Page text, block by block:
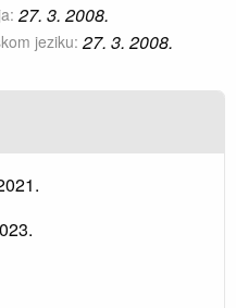
27. 3. 2008.
jeziku: 27. 3. 2008.